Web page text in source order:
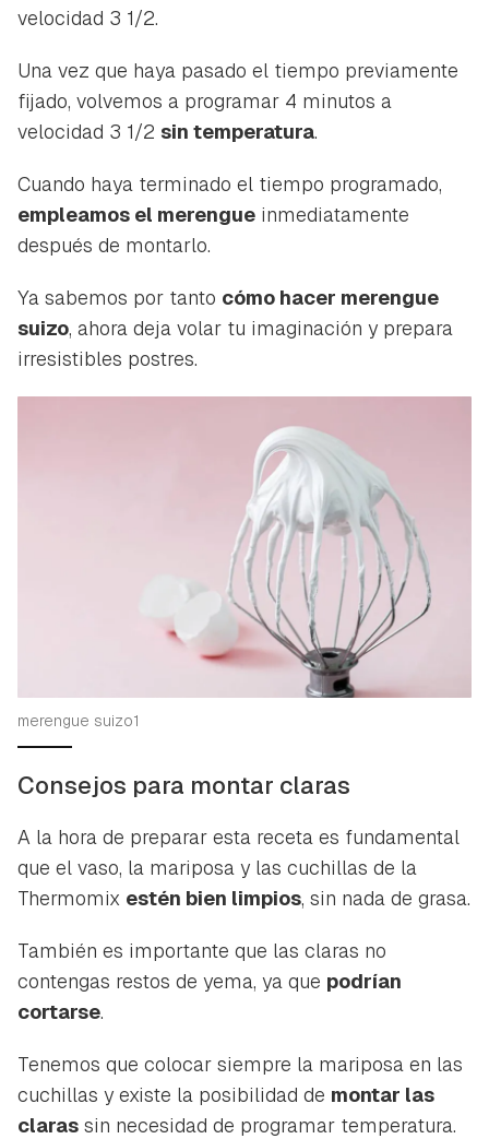
Guardar como favorito
Para poder guardar como favorito, primero has de
iniciar sesión con tu cuenta de Hogarmanía.
CANCELAR
velocidad 3 1/2.
Una vez que haya pasado el tiempo previamente
fijado, volvemos a programar 4 minutos a
velocidad 3 1/2 sin temperatura.
Cuando haya terminado el tiempo programado,
empleamos el merengue inmediatamente
después de montarlo.
Ya sabemos por tanto cómo hacer merengue
suizo, ahora deja volar tu imaginación y prepara
irresistibles postres.
merengue suizo1
Consejos para montar claras
A la hora de preparar esta receta es fundamental
que el vaso, la mariposa y las cuchillas de la
Thermomix estén bien limpios, sin nada de grasa.
También es importante que las claras no
contengas restos de yema, ya que podrían
cortarse.
Tenemos que colocar siempre la mariposa en las
cuchillas y existe la posibilidad de montar las
claras sin necesidad de programar temperatura.
Contenido enviado
Gracias por suscribirte a nuestro boletín.